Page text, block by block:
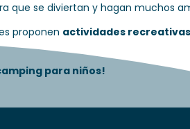
que se diviertan y hagan muchos
proponen actividades
para niños!